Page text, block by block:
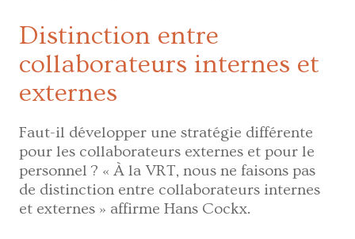
Distinction entre
collaborateurs internes et
externes
Faut-il développer une stratégie différente
pour les collaborateurs externes et pour le
personnel ? « À la VRT, nous ne faisons pas
de distinction entre collaborateurs internes
et externes » affirme Hans Cockx.